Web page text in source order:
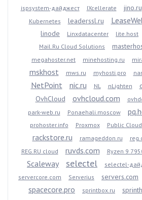
ispsystem-дайджест IXcellerate jino.ru
Kubernetes
leaderssl.ru
linode
Linxdatacenter lite.host
Mail.Ru Cloud Solutions
megahoster.net
minehosting.ru
mskhost
mws.ru myhosti.pro
NetPoint nic.ru NL nLighten
OvhCloud ovhcloud.com
park-web.ru Ponaehali.moscow
prohoster.info
Proxmox Public
rackstore.ru ramageddon.ru
REG.RU cloud ruvds.com Ryzen 9
Scaleway selectel selectel-
servercore.com
Serverius servers.com
spacecore.pro sprintbox.ru